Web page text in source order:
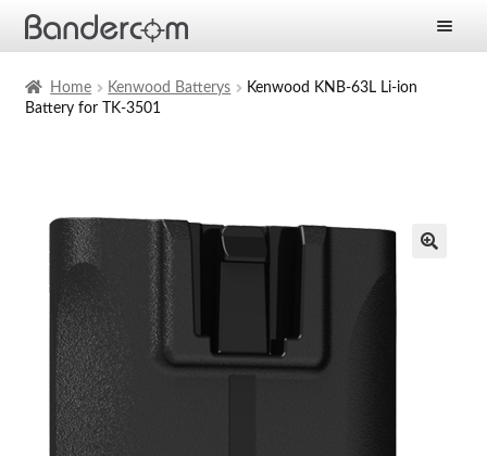
menu
Services
child
News
Company
Contact
Home Kenwood Batterys
Kenwood KNB-63L Li-ion
Battery for TK-3501